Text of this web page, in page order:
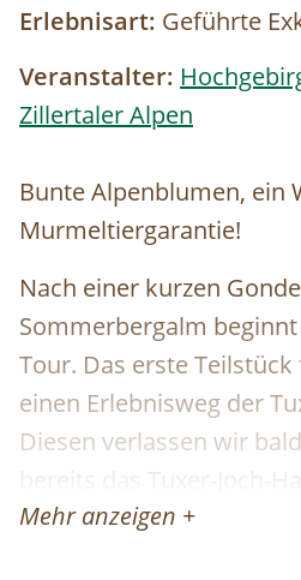
Erlebnisart: Geführte
Veranstalter:
Zillertaler Alpen
Bunte Alpenblumen, ein
Murmeltiergarantie!
Nach einer kurzen
Sommerbergalm
Tour. Das erste
einen Erlebnisweg der
Diesen verlassen wir
bereits das Tuxer-Joch-
Ausblicke auf die
Mehr anzeigen +